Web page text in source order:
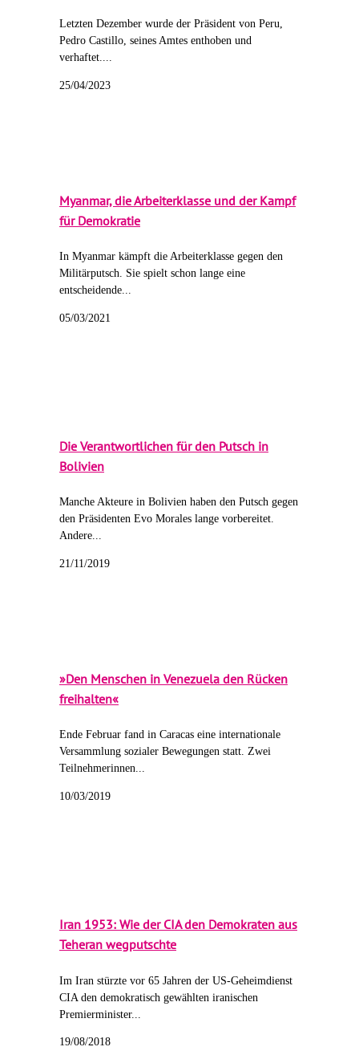
Letzten Dezember wurde der Präsident von Peru,
Pedro Castillo, seines Amtes enthoben und
verhaftet....
25/04/2023
Myanmar, die Arbeiterklasse und der Kampf
für Demokratie
In Myanmar kämpft die Arbeiterklasse gegen den
Militärputsch. Sie spielt schon lange eine
entscheidende...
05/03/2021
Die Verantwortlichen für den Putsch in
Bolivien
Manche Akteure in Bolivien haben den Putsch gegen
den Präsidenten Evo Morales lange vorbereitet.
Andere...
21/11/2019
»Den Menschen in Venezuela den Rücken
freihalten«
Ende Februar fand in Caracas eine internationale
Versammlung sozialer Bewegungen statt. Zwei
Teilnehmerinnen...
10/03/2019
Iran 1953: Wie der CIA den Demokraten aus
Teheran wegputschte
Im Iran stürzte vor 65 Jahren der US-Geheimdienst
CIA den demokratisch gewählten iranischen
Premierminister...
19/08/2018